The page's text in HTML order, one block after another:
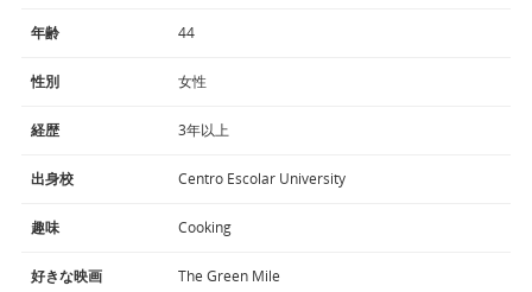
年齢 44
性別 女性
経歴 3年以上
出身校 Centro Escolar University
趣味 Cooking
好きな映画 The Green Mile